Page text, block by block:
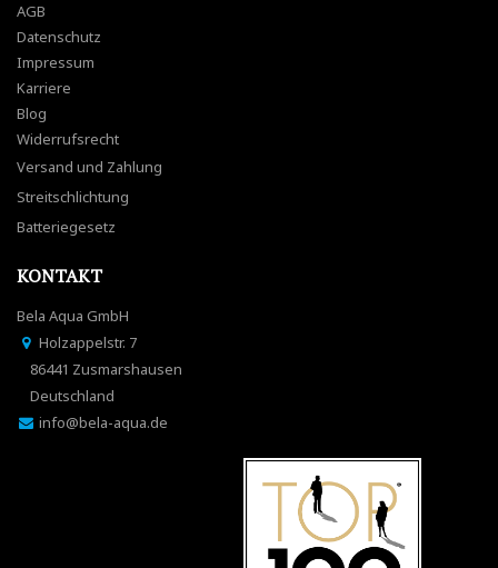
AGB
Datenschutz
Impressum
Karriere
Blog
Widerrufsrecht
Versand und Zahlung
Streitschlichtung
Batteriegesetz
KONTAKT
Bela Aqua GmbH
Holzappelstr. 7
86441 Zusmarshausen
Deutschland
info@bela-aqua.de